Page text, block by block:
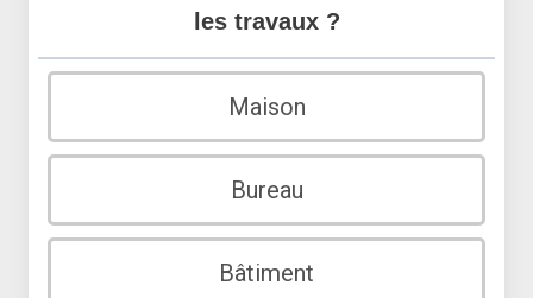
les travaux ?
Maison
Bureau
Bâtiment